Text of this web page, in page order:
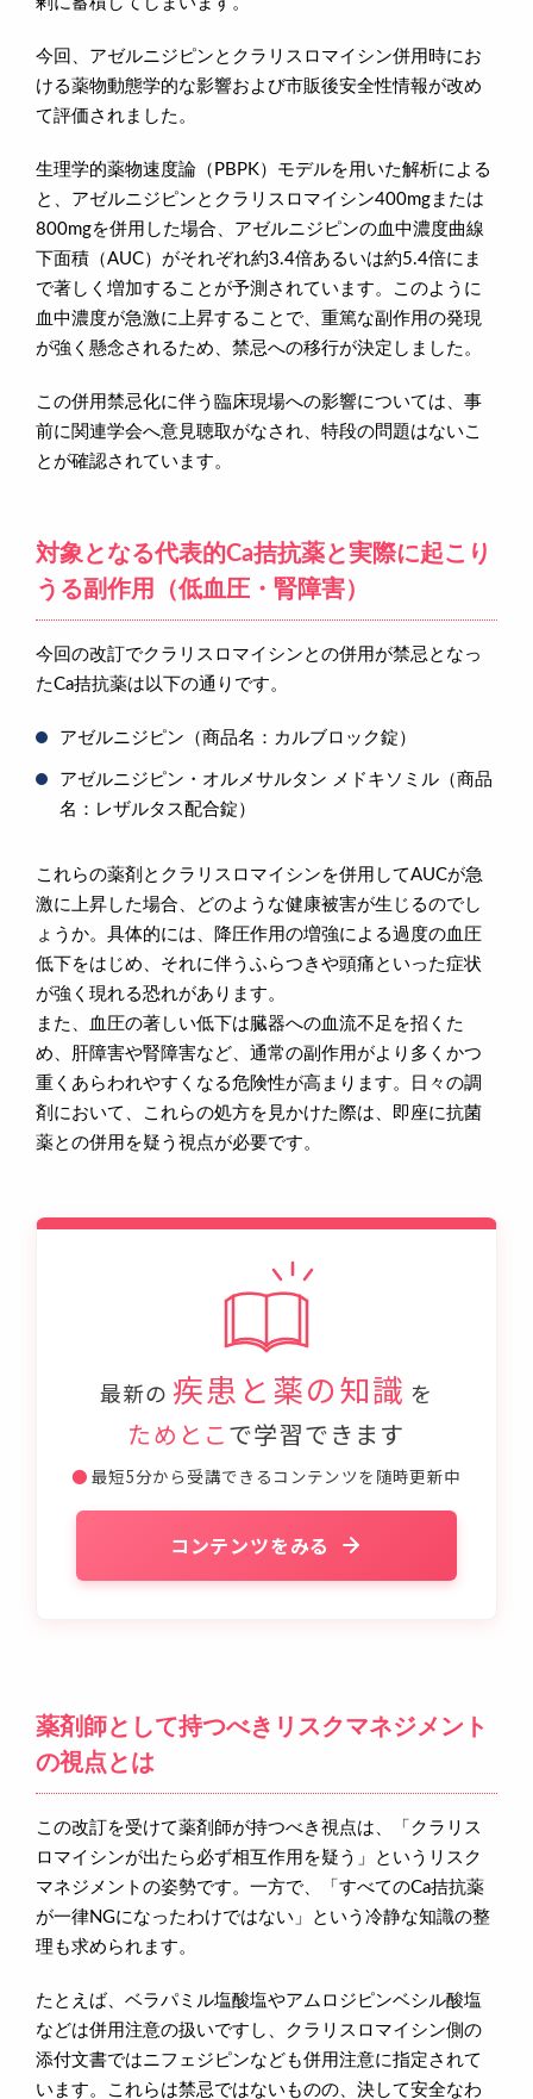
今回、アゼルニジピンとクラリスロマイシン併用時にお
ける薬物動態学的な影響および市販後安全性情報が改め
て評価されました。
生理学的薬物速度論（PBPK）モデルを用いた解析による
と、アゼルニジピンとクラリスロマイシン400mgまたは
800mgを併用した場合、アゼルニジピンの血中濃度曲線
下面積（AUC）がそれぞれ約3.4倍あるいは約5.4倍にま
で著しく増加することが予測されています。このように
血中濃度が急激に上昇することで、重篤な副作用の発現
が強く懸念されるため、禁忌への移行が決定しました。
この併用禁忌化に伴う臨床現場への影響については、事
前に関連学会へ意見聴取がなされ、特段の問題はないこ
とが確認されています。
対象となる代表的Ca拮抗薬と実際に起こり
うる副作用（低血圧・腎障害）
今回の改訂でクラリスロマイシンとの併用が禁忌となっ
たCa拮抗薬は以下の通りです。
アゼルニジピン（商品名：カルブロック錠）
アゼルニジピン・オルメサルタン メドキソミル（商品
名：レザルタス配合錠）
これらの薬剤とクラリスロマイシンを併用してAUCが急
激に上昇した場合、どのような健康被害が生じるのでし
ょうか。具体的には、降圧作用の増強による過度の血圧
低下をはじめ、それに伴うふらつきや頭痛といった症状
が強く現れる恐れがあります。
また、血圧の著しい低下は臓器への血流不足を招くた
め、肝障害や腎障害など、通常の副作用がより多くかつ
重くあらわれやすくなる危険性が高まります。日々の調
剤において、これらの処方を見かけた際は、即座に抗菌
薬との併用を疑う視点が必要です。
最新の 疾患と薬の知識 を
ためとこで学習できます
● 最短5分から受講できるコンテンツを随時更新中
コンテンツをみる
薬剤師として持つべきリスクマネジメント
の視点とは
この改訂を受けて薬剤師が持つべき視点は、「クラリス
ロマイシンが出たら必ず相互作用を疑う」というリスク
マネジメントの姿勢です。一方で、「すべてのCa拮抗薬
が一律NGになったわけではない」という冷静な知識の整
理も求められます。
たとえば、ベラパミル塩酸塩やアムロジピンベシル酸塩
などは併用注意の扱いですし、クラリスロマイシン側の
添付文書ではニフェジピンなども併用注意に指定されて
います。これらは禁忌ではないものの、決して安全なわ